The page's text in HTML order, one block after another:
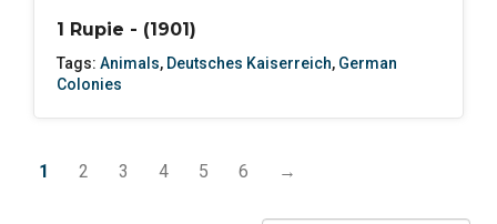
1 Rupie - (1901)
Tags: Animals, Deutsches Kaiserreich, German
Colonies
1 2 3 4 5 6 →